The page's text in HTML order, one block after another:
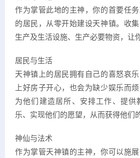
作为掌管此地的主神，你的首要任
的居民，从零开始建设天神镇。收
生产及生活设施、生产必要物资，让
居民与生活
天神镇上的居民拥有自己的喜怒哀
上好房子开心，也会为缺少娱乐而
为他们建造居所、安排工作、提供
乐、实现他们的愿望，从而获得他们
神仙与法术
作为掌管天神镇的主神，你可以施